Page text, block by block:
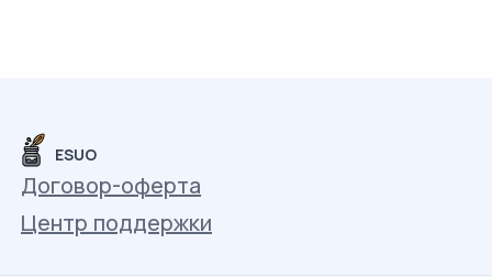
ESUO
Договор-оферта
Центр поддержки